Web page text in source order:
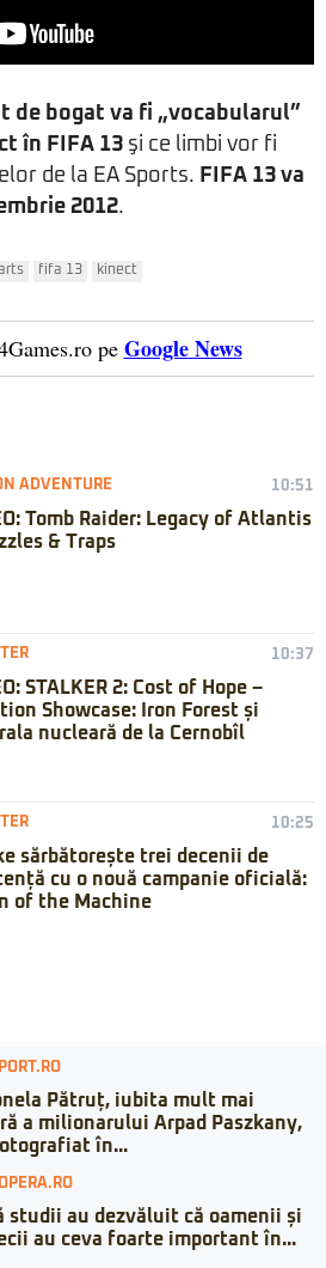
de bogat va fi „vocabularul”
în FIFA 13 şi ce limbi vor fi
de la EA Sports. FIFA 13 va
2012.
fifa 13 kinect
pe Google News
ADVENTURE 10:51
Tomb Raider: Legacy of Atlantis
& Traps
10:37
STALKER 2: Cost of Hope –
Showcase: Iron Forest și
nucleară de la Cernobîl
10:25
sărbătorește trei decenii de
cu o nouă campanie oficială:
of the Machine
Pătruț, iubita mult mai
a milionarului Arpad Paszkany,
în...
studii au dezvăluit că oamenii și
au ceva foarte important în...